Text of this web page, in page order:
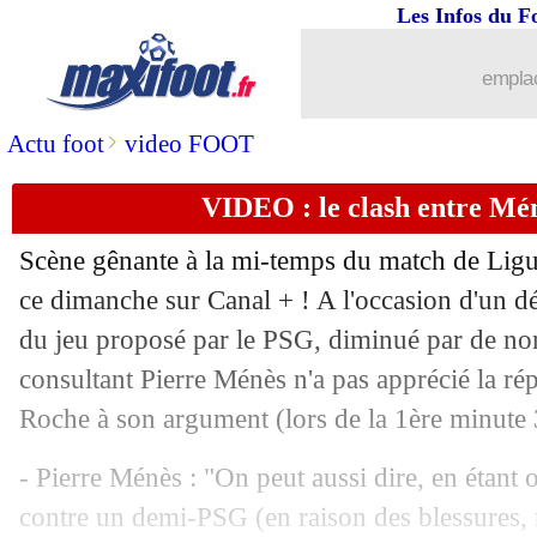
Actu foot> video FOOT
Les Infos du
VIDEO : le clash entre
Scène gênante à la mi-temps du match de
ce dimanche sur Canal + ! A l'occasion d'un
du jeu proposé par le PSG, diminué par de
consultant Pierre Ménès n'a pas apprécié la
Roche à son argument (lors de la 1ère
- Pierre Ménès : "On peut aussi dire, en
contre un demi-PSG (en raison des
OM: Bilic avait déconseillé à Payet
15/04 Man Utd
15/04 Sondage MF: Juve-Ajax, c'est LE
15/04 Bayern : Salihamidzic garde foi en
15/04 Liverpool: le bel hommage de Totti
15/04 OM: des nouvelles de Balotelli
15/04 Bayern: Ribéry, direction le Qatar ?